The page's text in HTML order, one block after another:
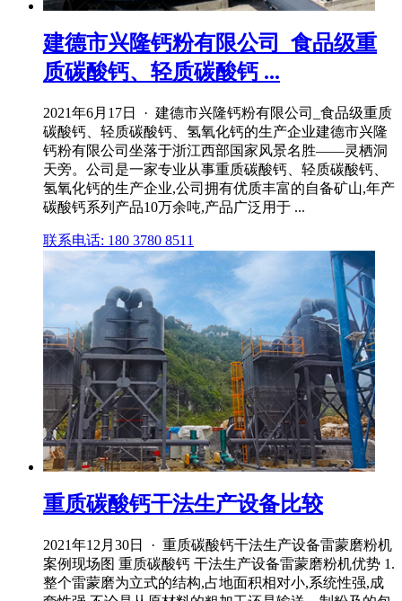
建德市兴隆钙粉有限公司_食品级重
质碳酸钙、轻质碳酸钙 ...
2021年6月17日 · 建德市兴隆钙粉有限公司_食品级重质
碳酸钙、轻质碳酸钙、氢氧化钙的生产企业建德市兴隆
钙粉有限公司坐落于浙江西部国家风景名胜——灵栖洞
天旁。公司是一家专业从事重质碳酸钙、轻质碳酸钙、
氢氧化钙的生产企业,公司拥有优质丰富的自备矿山,年产
碳酸钙系列产品10万余吨,产品广泛用于 ...
联系电话: 180 3780 8511
重质碳酸钙干法生产设备比较
2021年12月30日 · 重质碳酸钙干法生产设备雷蒙磨粉机
案例现场图 重质碳酸钙 干法生产设备雷蒙磨粉机优势 1.
整个雷蒙磨为立式的结构,占地面积相对小,系统性强,成